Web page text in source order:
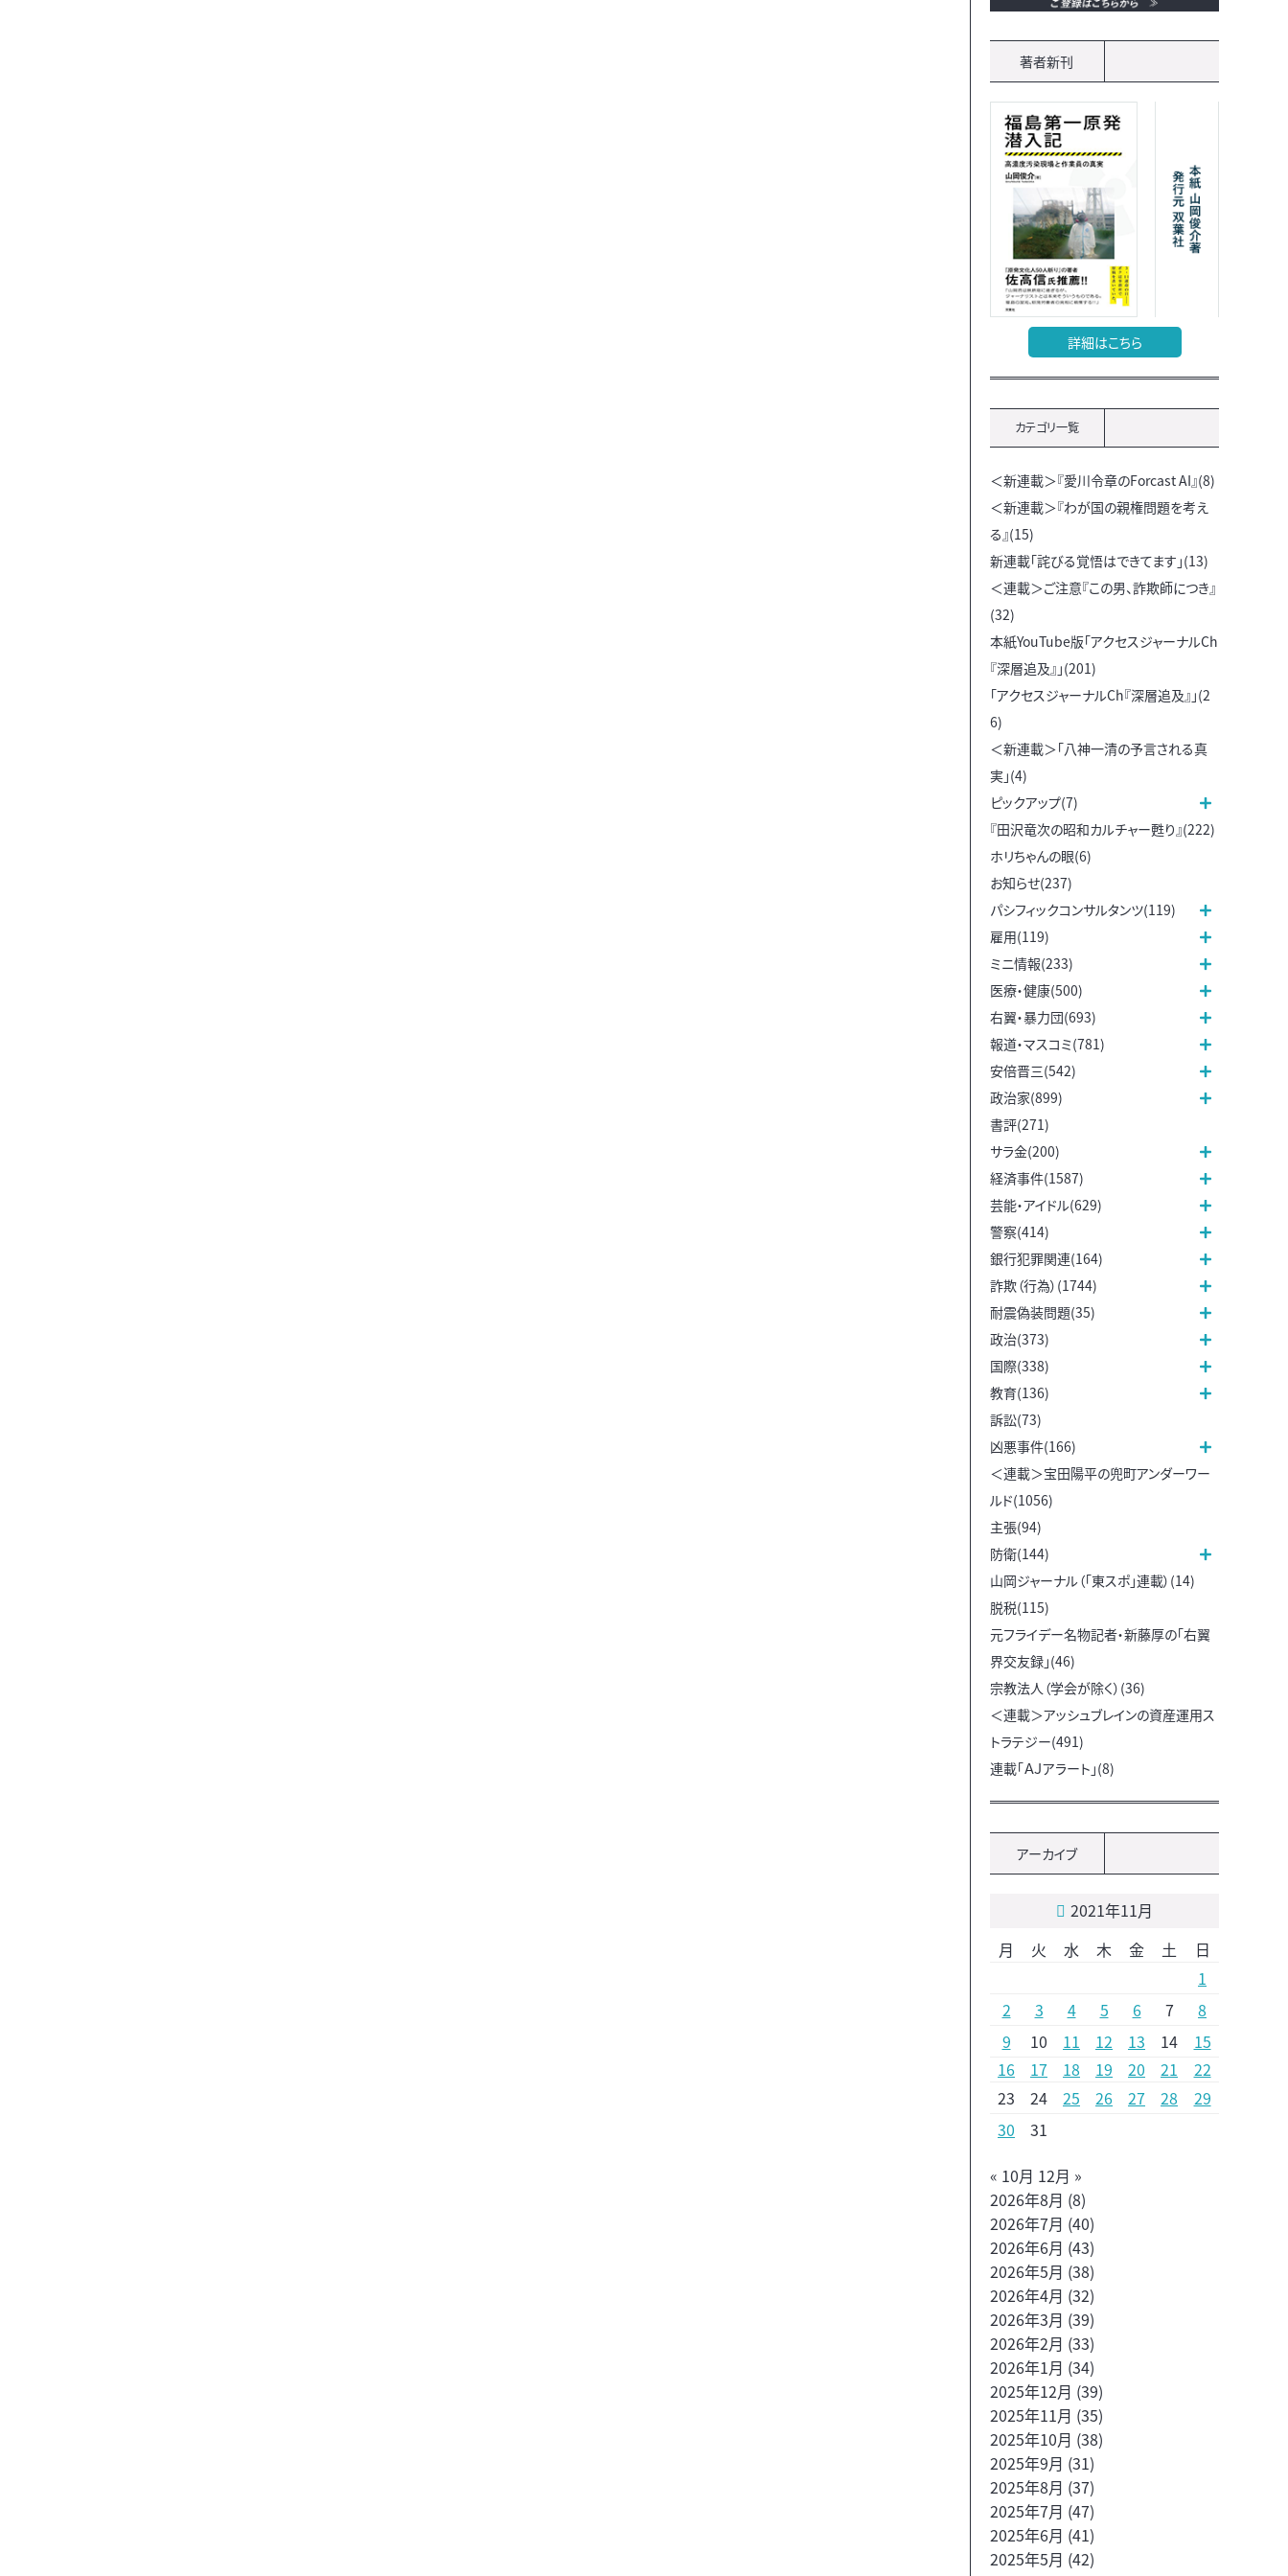
著者新刊
詳細はこちら
カテゴリ一覧
＜新連載＞『愛川令章のForcast AI』(8)
＜新連載＞『わが国の親権問題を考え
る』(15)
新連載「詫びる覚悟はできてます」(13)
＜連載＞ご注意『この男、詐欺師につき』
(32)
本紙YouTube版「アクセスジャーナルCh
『深層追及』」(201)
「アクセスジャーナルCh『深層追及』」(2
6)
＜新連載＞「八神一清の予言される真
実」(4)
ピックアップ(7)
『田沢竜次の昭和カルチャー甦り』(222)
ホリちゃんの眼(6)
お知らせ(237)
パシフィックコンサルタンツ(119)
雇用(119)
ミニ情報(233)
医療・健康(500)
右翼・暴力団(693)
報道・マスコミ(781)
安倍晋三(542)
政治家(899)
書評(271)
サラ金(200)
経済事件(1587)
芸能・アイドル(629)
警察(414)
銀行犯罪関連(164)
詐欺（行為）(1744)
耐震偽装問題(35)
政治(373)
国際(338)
教育(136)
訴訟(73)
凶悪事件(166)
＜連載＞宝田陽平の兜町アンダーワー
ルド(1056)
主張(94)
防衛(144)
山岡ジャーナル（「東スポ」連載）(14)
脱税(115)
元フライデー名物記者・新藤厚の「右翼
界交友録」(46)
宗教法人（学会が除く）(36)
＜連載＞アッシュブレインの資産運用ス
トラテジー(491)
連載「ＡＪアラート」(8)
アーカイブ
2021年11月
月
火 水 木 金 土
日
1
2
3 4 5 6 7
8
9
10 11 12 13 14
15
16
17 18 19 20 21
22
23
24 25 26 27 28
29
30
31
« 10月 12月 »
2026年8月 (8)
2026年7月 (40)
2026年6月 (43)
2026年5月 (38)
2026年4月 (32)
2026年3月 (39)
2026年2月 (33)
2026年1月 (34)
2025年12月 (39)
2025年11月 (35)
2025年10月 (38)
2025年9月 (31)
2025年8月 (37)
2025年7月 (47)
2025年6月 (41)
2025年5月 (42)